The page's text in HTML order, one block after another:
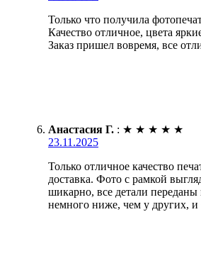
Только что получила
Качество отличное, цвета
Заказ пришел вовремя, все
Анастасия Г. : ★ ★ ★ ★ ★
23.11.2025
Только отличное качество
доставка. Фото с рамкой
шикарно, все детали
немного ниже, чем у других, и